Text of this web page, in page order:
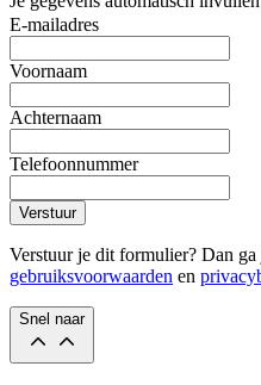
E-mailadres
Voornaam
Achternaam
Telefoonnummer
Verstuur
Verstuur je dit formulier? Dan
gebruiksvoorwaarden en
Snel naar